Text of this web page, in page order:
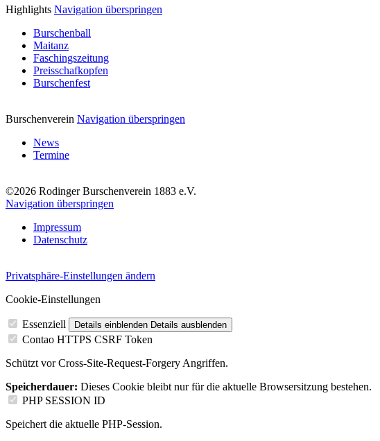
Highlights Navigation überspringen
Burschenball
Maitanz
Faschingszeitung
Preisschafkopfen
Burschenfest
Burschenverein Navigation überspringen
News
Termine
©2026 Rodinger Burschenverein 1883 e.V.
Navigation überspringen
Impressum
Datenschutz
Privatsphäre-Einstellungen ändern
Cookie-Einstellungen
Essenziell Details einblenden Details ausblenden
Contao HTTPS CSRF Token
Schützt vor Cross-Site-Request-Forgery Angriffen.
Speicherdauer: Dieses Cookie bleibt nur für die aktuelle Browsersitzung bestehen.
PHP SESSION ID
Speichert die aktuelle PHP-Session.